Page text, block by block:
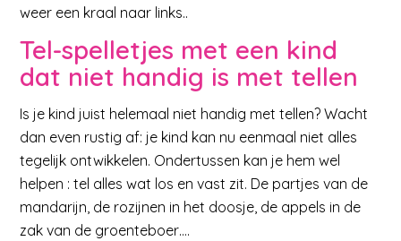
weer een kraal naar links..
Tel-spelletjes met een kind
dat niet handig is met tellen
Is je kind juist helemaal niet handig met tellen? Wacht
dan even rustig af: je kind kan nu eenmaal niet alles
tegelijk ontwikkelen. Ondertussen kan je hem wel
helpen : tel alles wat los en vast zit. De partjes van de
mandarijn, de rozijnen in het doosje, de appels in de
zak van de groenteboer….